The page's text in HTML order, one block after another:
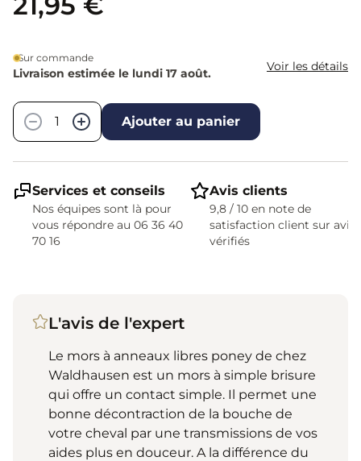
Sur commande
Livraison estimée le lundi 17 août. Voir les détails
−
+ Ajouter au panier
Services et conseils
Nos équipes sont là pour
vous répondre au 06 36 40
70 16
Avis clients
9,8 / 10 en note de
satisfaction client sur avis
vérifiés
L'avis de l'expert
Le mors à anneaux libres poney de chez
Waldhausen est un mors à simple brisure
qui offre un contact simple. Il permet une
bonne décontraction de la bouche de
votre cheval par une transmissions de vos
aides plus en douceur. A la différence du